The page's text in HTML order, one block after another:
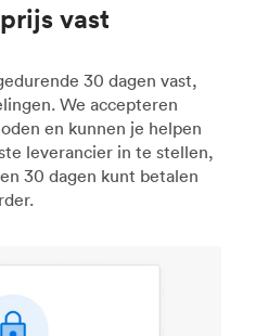
vast
30 dagen vast,
We accepteren
en kunnen je helpen
leverancier in te stellen,
30 dagen kunt betalen